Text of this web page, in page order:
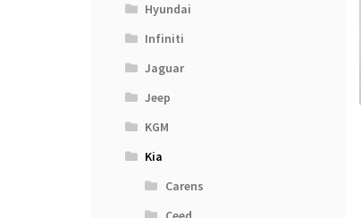
Hyundai
Infiniti
Jaguar
Jeep
KGM
Kia
Carens